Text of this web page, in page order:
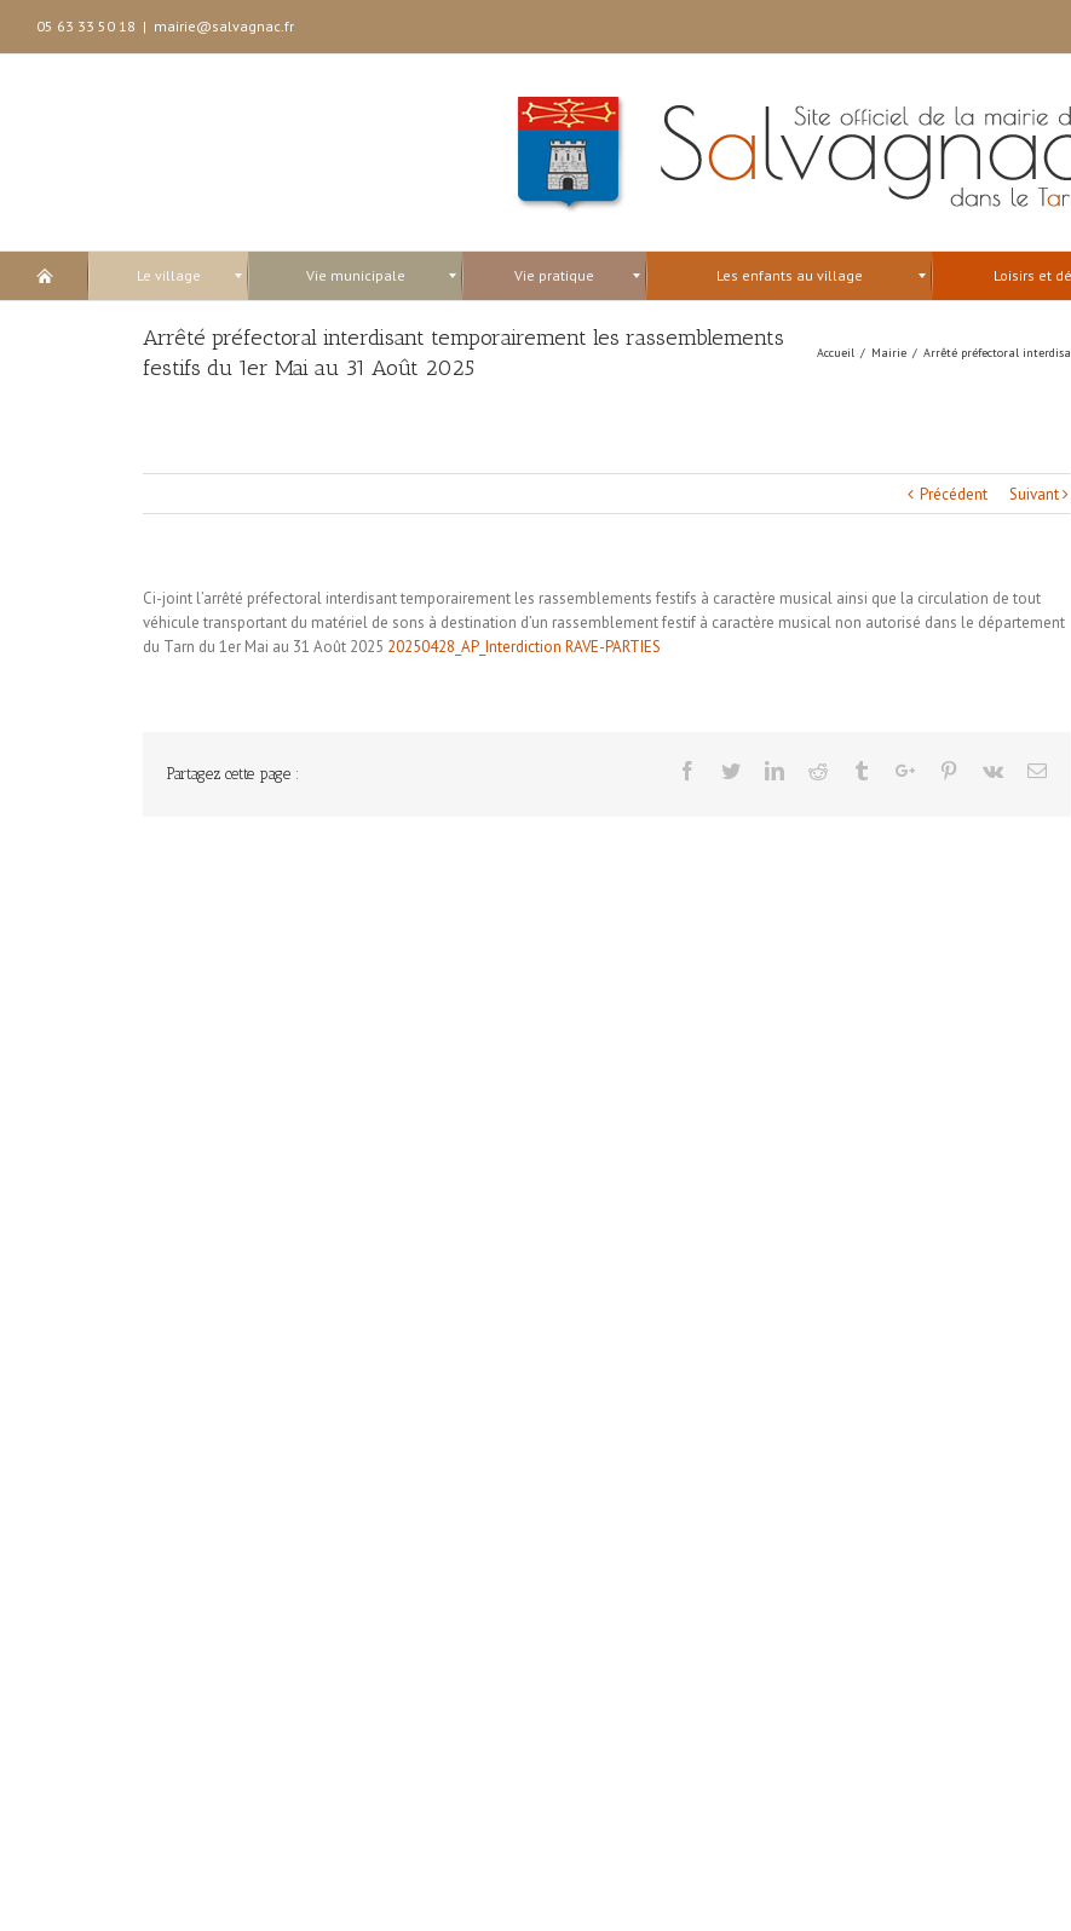
05 63 33 50 18 | mairie@salvagnac.fr
Le village Vie municipale Vie pratique Les enfants au village Loisirs et
Arrêté préfectoral interdisant temporairement les rassemblements
festifs du 1er Mai au 31 Août 2025
Accueil / Mairie / Arrêté préfectoral
Précédent Suivant
Ci-joint l’arrêté préfectoral interdisant temporairement les rassemblements festifs à caractère musical ainsi que la circulation de tout
véhicule transportant du matériel de sons à destination d’un rassemblement festif à caractère musical non autorisé dans le département
du Tarn du 1er Mai au 31 Août 2025 20250428_AP_Interdiction RAVE-PARTIES
Partagez cette page : Facebook
TwitterLinkedinReddit TumblrGoogle+Pinterest
Vk